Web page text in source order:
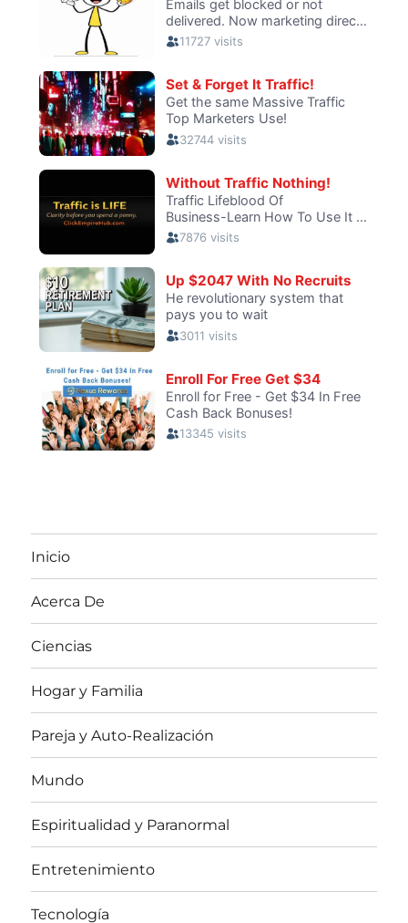
Inicio
Acerca De
Ciencias
Hogar y Familia
Pareja y Auto-Realización
Mundo
Espiritualidad y Paranormal
Entretenimiento
Tecnología